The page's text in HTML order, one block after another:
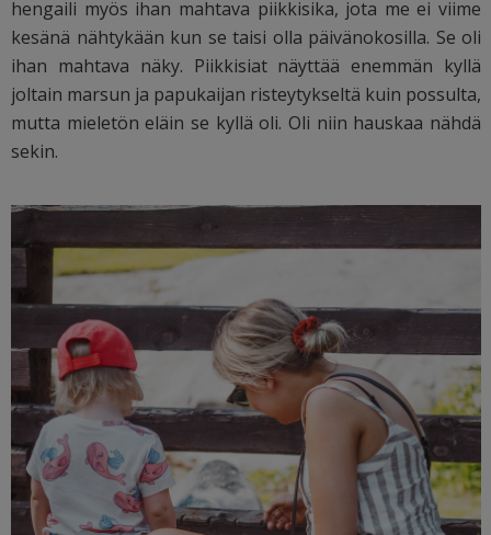
hengaili myös ihan mahtava piikkisika, jota me ei viime
kesänä nähtykään kun se taisi olla päivänokosilla. Se oli
ihan mahtava näky. Piikkisiat näyttää enemmän kyllä
joltain marsun ja papukaijan risteytykseltä kuin possulta,
mutta mieletön eläin se kyllä oli. Oli niin hauskaa nähdä
sekin.